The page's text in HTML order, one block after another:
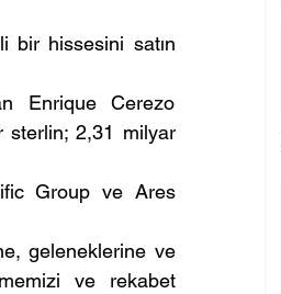
bir hissesini satın
Enrique Cerezo
sterlin; 2,31 milyar
Group ve Ares
geleneklerine ve
ve rekabet